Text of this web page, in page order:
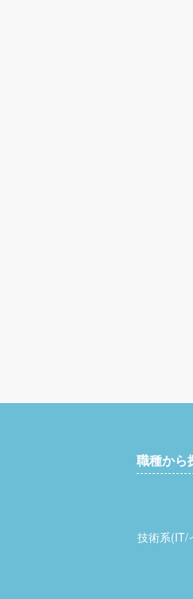
職種から
技術系(IT/